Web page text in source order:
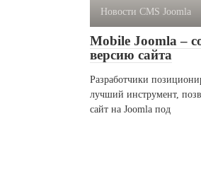
Новости CMS Joomla
Mobile Joomla –
версию сайта
Разработчики
лучший инструмент,
сайт на Joomla под